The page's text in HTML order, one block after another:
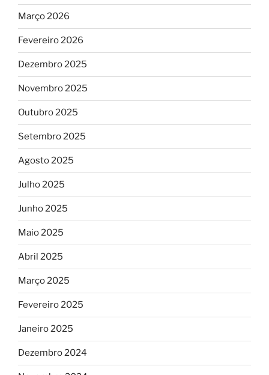
Março 2026
Fevereiro 2026
Dezembro 2025
Novembro 2025
Outubro 2025
Setembro 2025
Agosto 2025
Julho 2025
Junho 2025
Maio 2025
Abril 2025
Março 2025
Fevereiro 2025
Janeiro 2025
Dezembro 2024